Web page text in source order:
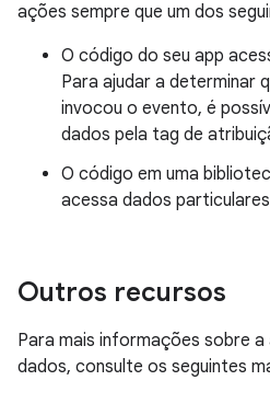
ações sempre que um dos
O código do seu app
Para ajudar a determinar
invocou o evento, é
dados pela tag de
O código em uma
acessa dados
Outros recursos
Para mais informações sobre
dados, consulte os seguintes